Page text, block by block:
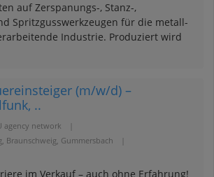
auf Zerspanungs-, Stanz-,
Spritzgusswerkzeugen für die metall-
Industrie. Produziert wird
(m/w/d) –
..
agency network
Braunschweig, Gummersbach
im Verkauf – auch ohne Erfahrung!